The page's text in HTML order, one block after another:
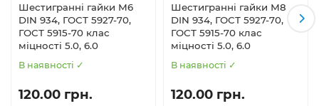
Шестигранні гайки М6
DIN 934, ГОСТ 5927-70,
ГОСТ 5915-70 клас
міцності 5.0, 6.0
В наявності ✓
120.00 грн.
Шестигранні гайки М8
DIN 934, ГОСТ 5927-70,
ГОСТ 5915-70 клас
міцності 5.0, 6.0
В наявності ✓
120.00 грн.